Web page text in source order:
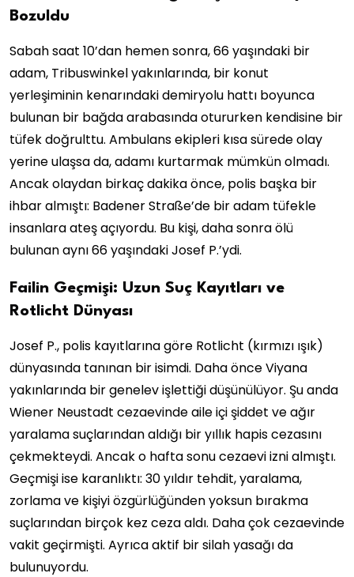
Bozuldu
Sabah saat 10’dan hemen sonra, 66 yaşındaki bir
adam, Tribuswinkel yakınlarında, bir konut
yerleşiminin kenarındaki demiryolu hattı boyunca
bulunan bir bağda arabasında otururken kendisine bir
tüfek doğrulttu. Ambulans ekipleri kısa sürede olay
yerine ulaşsa da, adamı kurtarmak mümkün olmadı.
Ancak olaydan birkaç dakika önce, polis başka bir
ihbar almıştı: Badener Straße’de bir adam tüfekle
insanlara ateş açıyordu. Bu kişi, daha sonra ölü
bulunan aynı 66 yaşındaki Josef P.’ydi.
Failin Geçmişi: Uzun Suç Kayıtları ve
Rotlicht Dünyası
Josef P., polis kayıtlarına göre Rotlicht (kırmızı ışık)
dünyasında tanınan bir isimdi. Daha önce Viyana
yakınlarında bir genelev işlettiği düşünülüyor. Şu anda
Wiener Neustadt cezaevinde aile içi şiddet ve ağır
yaralama suçlarından aldığı bir yıllık hapis cezasını
çekmekteydi. Ancak o hafta sonu cezaevi izni almıştı.
Geçmişi ise karanlıktı: 30 yıldır tehdit, yaralama,
zorlama ve kişiyi özgürlüğünden yoksun bırakma
suçlarından birçok kez ceza aldı. Daha çok cezaevinde
vakit geçirmişti. Ayrıca aktif bir silah yasağı da
bulunuyordu.